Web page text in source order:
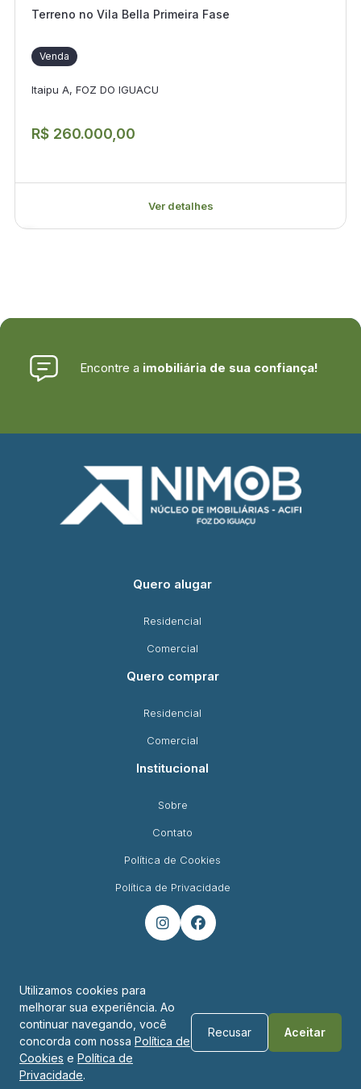
Terreno no Vila Bella Primeira Fase
Venda
Itaipu A, FOZ DO IGUACU
R$ 260.000,00
Ver detalhes
Encontre a imobiliária de sua confiança!
Quero alugar
Residencial
Comercial
Quero comprar
Residencial
Comercial
Institucional
Sobre
Contato
Política de Cookies
Política de Privacidade
 
Endereço
R. Padre Montoya, 450 - Foz do Iguaçu - PR
Utilizamos cookies para
melhorar sua experiência. Ao
continuar navegando, você
concorda com nossa Política de
Cookies e Política de
Privacidade.
Recusar Aceitar